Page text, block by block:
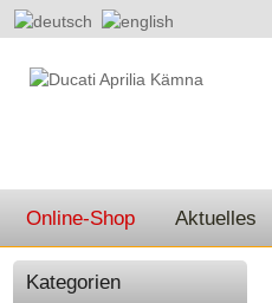
Online-Shop Aktuelles
Kategorien